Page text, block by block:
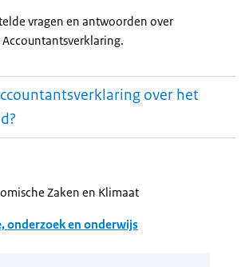
vragen en antwoorden over
over het
Zaken en Klimaat
onderzoek en onderwijs